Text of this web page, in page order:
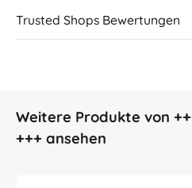
Trusted Shops Bewertungen
Produktgalerie überspringen
Weitere Produkte von
+++ ansehen